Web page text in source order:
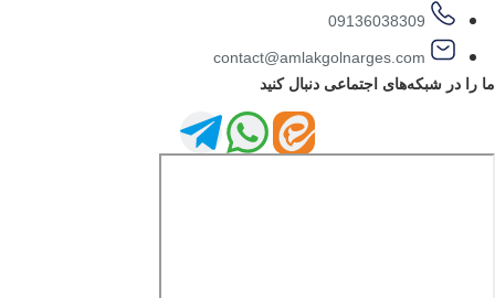
09136038309
contact@amlakgolnarges.com
ما را در شبکه‌های اجتماعی دنبال کنید